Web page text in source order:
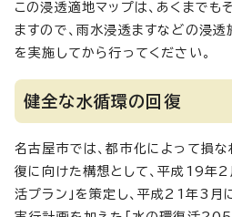
この浸透適地マップは、あくまでも
ますので、雨水浸透ますなどの浸
を実施してから行ってください。
健全な水循環の回復
名古屋市では、都市化によって損
復に向けた構想として、平成19年
活プラン」を策定し、平成21年3月